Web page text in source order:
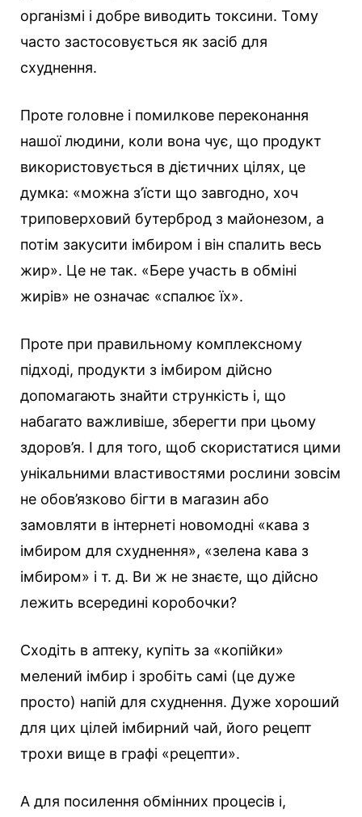
організмі і добре виводить токсини. Тому
часто застосовується як засіб для
схуднення.
Проте головне і помилкове переконання
нашої людини, коли вона чує, що продукт
використовується в дієтичних цілях, це
думка: «можна з’їсти що завгодно, хоч
триповерховий бутерброд з майонезом, а
потім закусити імбиром і він спалить весь
жир». Це не так. «Бере участь в обміні
жирів» не означає «спалює їх».
Проте при правильному комплексному
підході, продукти з імбиром дійсно
допомагають знайти стрункість і, що
набагато важливіше, зберегти при цьому
здоров’я. І для того, щоб скористатися цими
унікальними властивостями рослини зовсім
не обов’язково бігти в магазин або
замовляти в інтернеті новомодні «кава з
імбиром для схуднення», «зелена кава з
імбиром» і т. д. Ви ж не знаєте, що дійсно
лежить всередині коробочки?
Сходіть в аптеку, купіть за «копійки»
мелений імбир і зробіть самі (це дуже
просто) напій для схуднення. Дуже хороший
для цих цілей імбирний чай, його рецепт
трохи вище в графі «рецепти».
А для посилення обмінних процесів і,